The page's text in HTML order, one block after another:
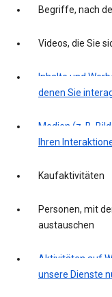
Begriffe, nach
Videos, die Sie
Inhalte und
denen Sie
Medien (z. B.
Ihren
Kaufaktivitäten
Personen, mit
austauschen
Aktivitäten auf
unsere Dienste